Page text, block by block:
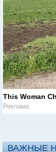
This Woman
Реклама
ВАЖНЫЕ